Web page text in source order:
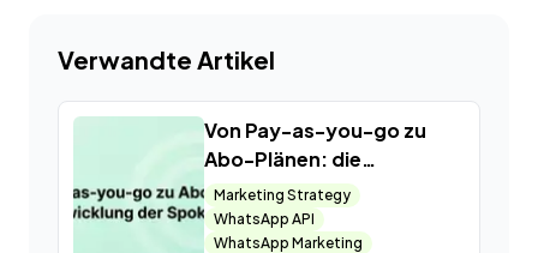
Verwandte Artikel
Von Pay-as-you-go zu
Abo-Plänen: die
Entwicklung der Spoki-
Preise
Marketing Strategy
WhatsApp API
WhatsApp Marketing